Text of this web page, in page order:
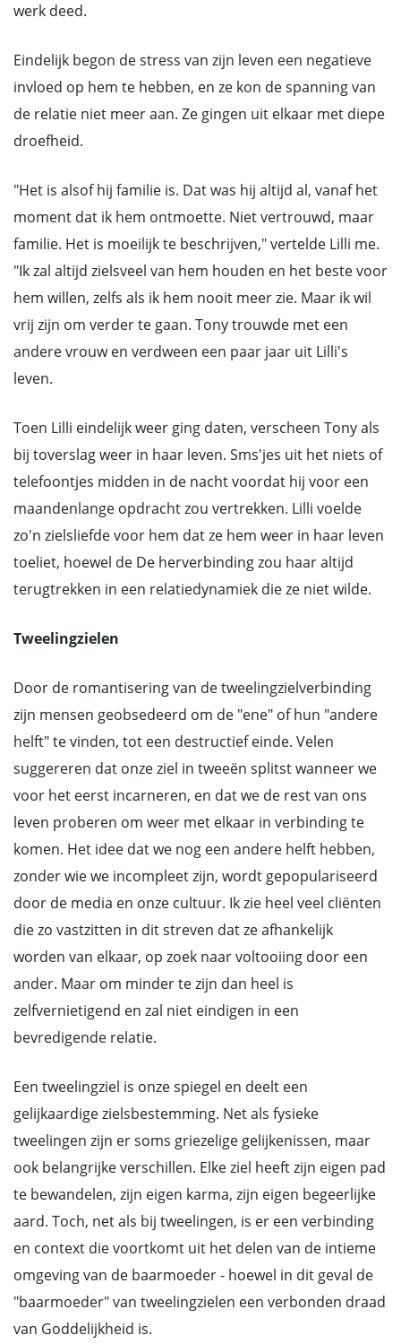
werk deed.
Eindelijk begon de stress van zijn leven een negatieve
invloed op hem te hebben, en ze kon de spanning van
de relatie niet meer aan. Ze gingen uit elkaar met diepe
droefheid.
"Het is alsof hij familie is. Dat was hij altijd al, vanaf het
moment dat ik hem ontmoette. Niet vertrouwd, maar
familie. Het is moeilijk te beschrijven," vertelde Lilli me.
"Ik zal altijd zielsveel van hem houden en het beste voor
hem willen, zelfs als ik hem nooit meer zie. Maar ik wil
vrij zijn om verder te gaan. Tony trouwde met een
andere vrouw en verdween een paar jaar uit Lilli's
leven.
Toen Lilli eindelijk weer ging daten, verscheen Tony als
bij toverslag weer in haar leven. Sms'jes uit het niets of
telefoontjes midden in de nacht voordat hij voor een
maandenlange opdracht zou vertrekken. Lilli voelde
zo'n zielsliefde voor hem dat ze hem weer in haar leven
toeliet, hoewel de De herverbinding zou haar altijd
terugtrekken in een relatiedynamiek die ze niet wilde.
Tweelingzielen
Door de romantisering van de tweelingzielverbinding
zijn mensen geobsedeerd om de "ene" of hun "andere
helft" te vinden, tot een destructief einde. Velen
suggereren dat onze ziel in tweeën splitst wanneer we
voor het eerst incarneren, en dat we de rest van ons
leven proberen om weer met elkaar in verbinding te
komen. Het idee dat we nog een andere helft hebben,
zonder wie we incompleet zijn, wordt gepopulariseerd
door de media en onze cultuur. Ik zie heel veel cliënten
die zo vastzitten in dit streven dat ze afhankelijk
worden van elkaar, op zoek naar voltooiing door een
ander. Maar om minder te zijn dan heel is
zelfvernietigend en zal niet eindigen in een
bevredigende relatie.
Een tweelingziel is onze spiegel en deelt een
gelijkaardige zielsbestemming. Net als fysieke
tweelingen zijn er soms griezelige gelijkenissen, maar
ook belangrijke verschillen. Elke ziel heeft zijn eigen pad
te bewandelen, zijn eigen karma, zijn eigen begeerlijke
aard. Toch, net als bij tweelingen, is er een verbinding
en context die voortkomt uit het delen van de intieme
omgeving van de baarmoeder - hoewel in dit geval de
"baarmoeder" van tweelingzielen een verbonden draad
van Goddelijkheid is.